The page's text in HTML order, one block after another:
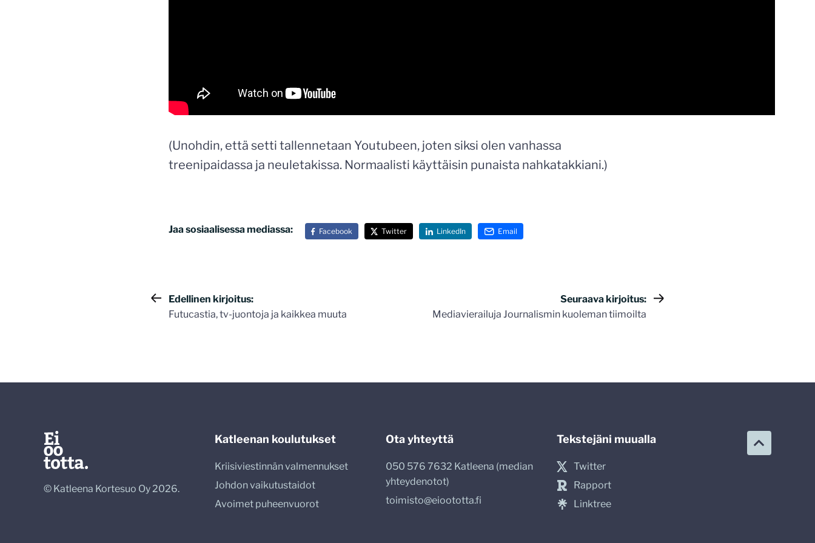
(Unohdin, että setti tallennetaan Youtubeen, joten siksi olen vanhassa
treenipaidassa ja neuletakissa. Normaalisti käyttäisin punaista nahkatakkiani.)
Jaa sosiaalisessa mediassa: Facebook Twitter LinkedIn Email
Artikkelien
Edellinen kirjoitus:
Futucastia, tv-juontoja ja kaikkea muuta
Seuraava kirjoitus:
Mediavierailuja Journalismin kuoleman tiimoilta
© Katleena Kortesuo Oy 2026.
Katleenan koulutukset
Kriisiviestinnän valmennukset
Johdon vaikutustaidot
Avoimet puheenvuorot
Ota yhteyttä
050 576 7632 Katleena (median
yhteydenotot)
toimisto@eioototta.fi
Tekstejäni muualla
Twitter
Rapport
Linktree